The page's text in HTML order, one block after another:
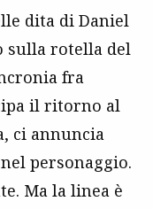
dita di Daniel
sulla rotella del
fra
il ritorno al
ci annuncia
personaggio.
Ma la linea è